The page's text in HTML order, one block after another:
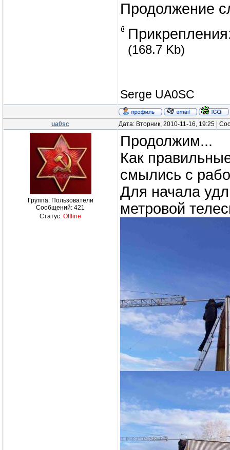
Продолжение
(168.7 Kb)
Serge UA0SC
ua0sc Дата: Вторник, 2010-11-16, 19:25 |
Группа: Пользователи
Сообщений: 421
Статус: Offline
Продолжим...
Как
смылись с
Для начала
метровой